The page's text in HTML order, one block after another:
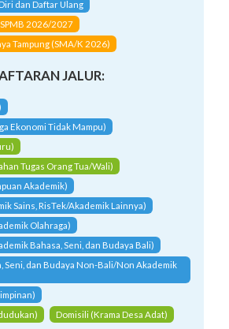
dan Daftar Ulang
2026/2027
Tampung (SMA/K 2026)
JALUR:
Ekonomi Tidak Mampu)
Tugas Orang Tua/Wali)
Akademik)
Sains, RisTek/Akademik Lainnya)
Olahraga)
Bahasa, Seni, dan Budaya Bali)
Seni, dan Budaya Non-Bali/Non Akademik
Domisili (Krama Desa Adat)